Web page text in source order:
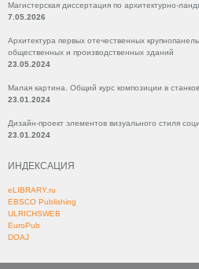
Магистерская диссертация по архитектурно-
7.05.2026
Архитектура первых отечественных
общественных и производственных зданий
23.05.2024
Малая картина. Общий курс композиции в
23.01.2024
Дизайн-проект элементов визуального стиля
23.01.2024
ИНДЕКСАЦИЯ
eLIBRARY.ru
EBSCO Publishing
ULRICHSWEB
EuroPub
DOAJ